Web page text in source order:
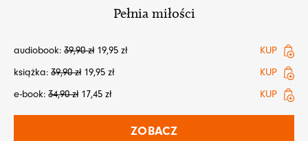
Pełnia miłości
audiobook: 39,90zł 19,95 zł
KUP
książka: 39,90zł 19,95 zł
KUP
e-book: 34,90zł 17,45 zł KUP
ZOBACZ